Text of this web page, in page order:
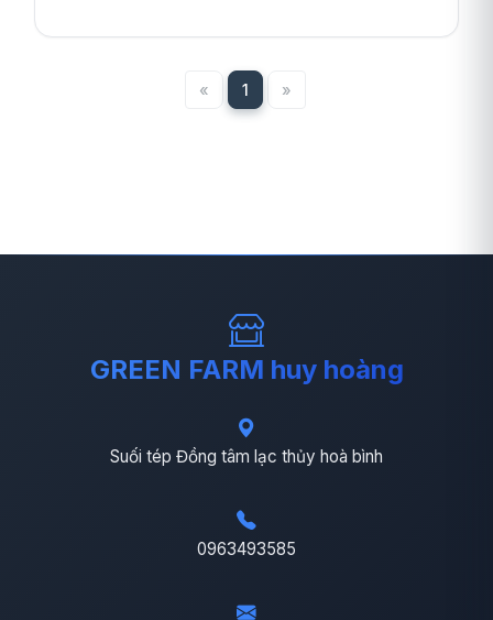
« Trang trước
1 (current)
»
GREEN FARM huy hoàng
Suối tép Đồng tâm lạc thủy hoà bình
0963493585